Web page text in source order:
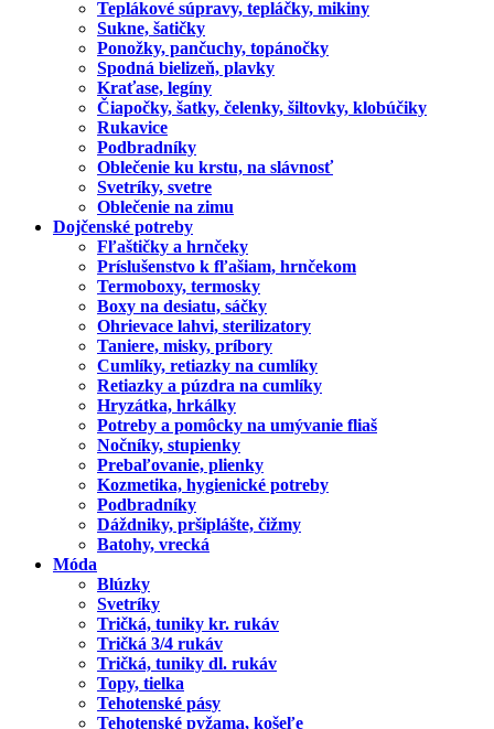
Teplákové súpravy, tepláčky, mikiny
Sukne, šatičky
Ponožky, pančuchy, topánočky
Spodná bielizeň, plavky
Kraťase, legíny
Čiapočky, šatky, čelenky, šiltovky, klobúčiky
Rukavice
Podbradníky
Oblečenie ku krstu, na slávnosť
Svetríky, svetre
Oblečenie na zimu
Dojčenské potreby
Fľaštičky a hrnčeky
Príslušenstvo k fľašiam, hrnčekom
Termoboxy, termosky
Boxy na desiatu, sáčky
Ohrievace lahvi, sterilizatory
Taniere, misky, príbory
Cumlíky, retiazky na cumlíky
Retiazky a púzdra na cumlíky
Hryzátka, hrkálky
Potreby a pomôcky na umývanie fliaš
Nočníky, stupienky
Prebaľovanie, plienky
Kozmetika, hygienické potreby
Podbradníky
Dáždniky, pršiplášte, čižmy
Batohy, vrecká
Móda
Blúzky
Svetríky
Tričká, tuniky kr. rukáv
Tričká 3/4 rukáv
Tričká, tuniky dl. rukáv
Topy, tielka
Tehotenské pásy
Tehotenské pyžama, košeľe